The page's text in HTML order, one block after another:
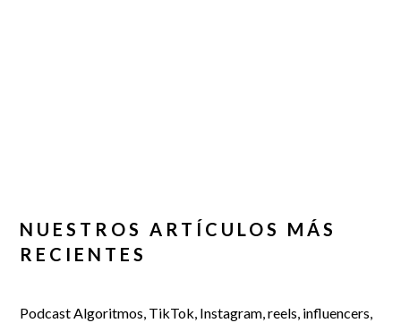
NUESTROS ARTÍCULOS MÁS
RECIENTES
Podcast Algoritmos, TikTok, Instagram, reels, influencers,